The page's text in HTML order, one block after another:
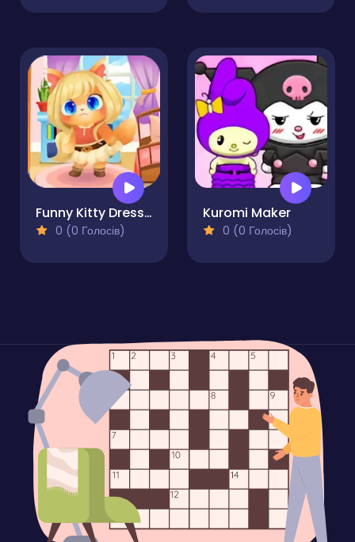
Funny Kitty Dressup
0 (0 Голосів)
Kuromi Maker
0 (0 Голосів)